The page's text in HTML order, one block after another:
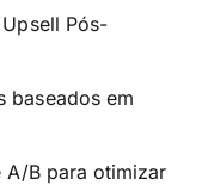
Pós-
baseados em
A/B para otimizar